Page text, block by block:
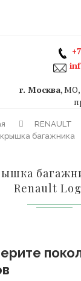
г. Москва,
RENAULT
крышка багажника
Renault